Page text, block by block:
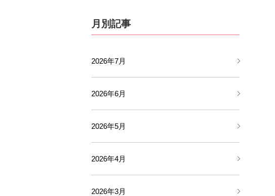
月別記事
2026年7月
2026年6月
2026年5月
2026年4月
2026年3月